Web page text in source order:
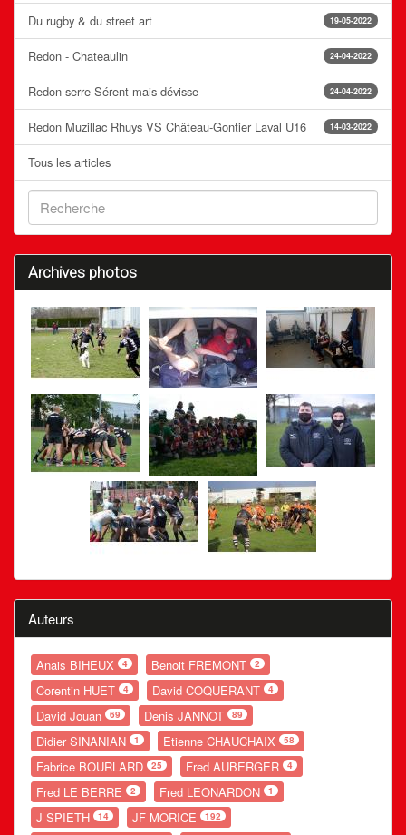
19-05-2022
Du rugby & du street art
24-04-2022
Redon - Chateaulin
24-04-2022
Redon serre Sérent mais dévisse
14-03-2022
Redon Muzillac Rhuys VS Château-Gontier Laval U16
Tous les articles
Archives photos
Auteurs
Anais BIHEUX 4 Benoit FREMONT 2
Corentin HUET 4 David COQUERANT 4
David Jouan 69 Denis JANNOT 89
Didier SINANIAN 1 Etienne CHAUCHAIX 58
Fabrice BOURLARD 25 Fred AUBERGER 4
Fred LE BERRE 2 Fred LEONARDON 1
J SPIETH 14 JF MORICE 192